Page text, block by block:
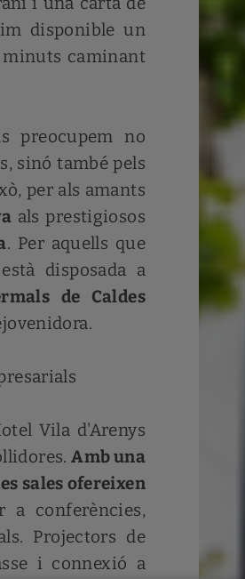
disponible un
caminant
preocupem no
sinó també pels
per als amants
als prestigiosos
. Per aquells que
disposada a
de Caldes
Vila d'Arenys
Amb una
sales ofereixen
a conferències,
Projectors de
i connexió a